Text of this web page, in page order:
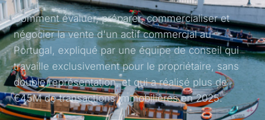
Comment évaluer, préparer, commercialiser et
négocier la vente d'un actif commercial au
Portugal, expliqué par une équipe de conseil qui
travaille exclusivement pour le propriétaire, sans
double représentation, et qui a réalisé plus de
€45M de transactions immobilières en 2025.